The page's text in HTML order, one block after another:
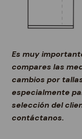
Es muy
compares las
cambios por
especialmente
selección del
contáctanos.